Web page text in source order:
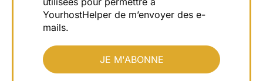
YourhostHelper de m’envoyer des e-
mails.